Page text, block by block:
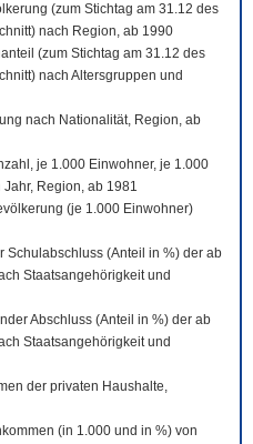
(zum Stichtag am 31.12 des
nach Region, ab 1990
(zum Stichtag am 31.12 des
nach Altersgruppen und
nach Nationalität, Region, ab
je 1.000 Einwohner, je 1.000
Region, ab 1981
(je 1.000 Einwohner)
Schulabschluss (Anteil in %) der ab
Staatsangehörigkeit und
Abschluss (Anteil in %) der ab
Staatsangehörigkeit und
der privaten Haushalte,
(in 1.000 und in %) von